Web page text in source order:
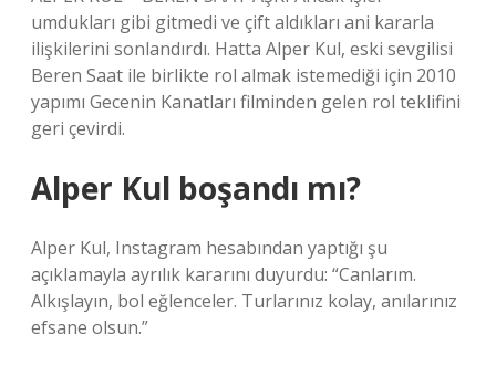
umdukları gibi gitmedi ve çift aldıkları ani kararla
ilişkilerini sonlandırdı. Hatta Alper Kul, eski sevgilisi
Beren Saat ile birlikte rol almak istemediği için 2010
yapımı Gecenin Kanatları filminden gelen rol teklifini
geri çevirdi.
Alper Kul boşandı mı?
Alper Kul, Instagram hesabından yaptığı şu
açıklamayla ayrılık kararını duyurdu: “Canlarım.
Alkışlayın, bol eğlenceler. Turlarınız kolay, anılarınız
efsane olsun.”